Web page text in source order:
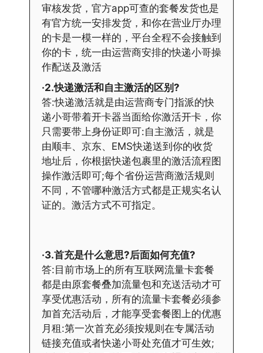
审核发货，官方app可查的套餐发货也是
有官方统一安排发货，和你在营业厅办理
的卡是一模一样的，平台全程不会接触到
你的卡，统一由运营商安排的快递小哥操
作配送及激活
·2.快递激活和自主激活的区别?
答:快递激活就是由运营商专门指派的快
递小哥带着开卡器当面给你激活开卡，你
只需要带上身份证即可:自主激活，就是
由顺丰、京东、EMS快递送到你的收货
地址后，你根据快递包裹里的激活流程图
操作激活即可;每个省份运营商激活规则
不同，不管哪种激活方式都是正规实名认
证的。激活方式不可指定。
·3.首充是什么意思?后面如何充值?
答:目前市场上的所有互联网流量卡套餐
都是由原套餐叠加流量包和充送活动才可
享受优惠活动，所有的流量卡套餐必须参
加首充活动后，才能享受套餐图上的优惠
月租:第一次首充必须按规则在专属活动
链接充值或者快递小哥处充值才可生效;